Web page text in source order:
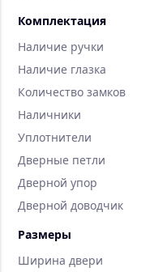
Комплектация
Наличие ручки
Наличие глазка
Количество замков
Наличники
Уплотнители
Дверные петли
Дверной упор
Дверной доводчик
Размеры
Ширина двери